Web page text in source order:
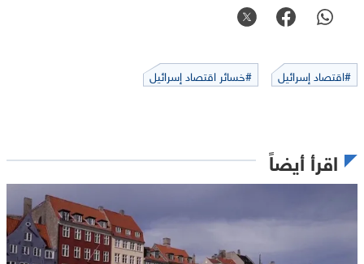
#اقتصاد إسرائيل #خسائر اقتصاد إسرائيل
اقرأ أيضاً